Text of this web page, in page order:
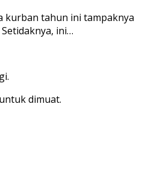
kurban tahun ini tampaknya
Setidaknya, ini…
dimuat.